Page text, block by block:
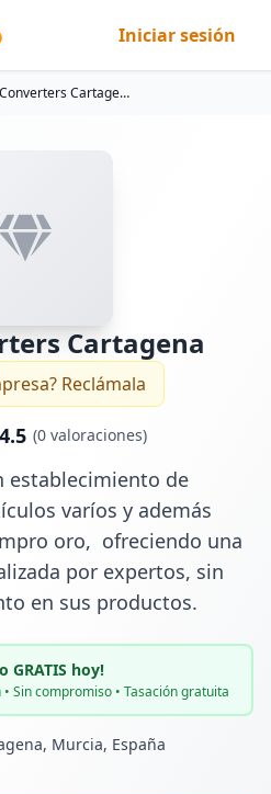
Iniciar sesión
Cash Converters Cartagena
Cartagena
Reclámala
4.5 (0valoraciones)
establecimiento de
varíos y además
oro,  ofreciendo una
por expertos, sin
en sus productos.
GRATIS hoy!
Sin compromiso • Tasación gratuita
Murcia, España